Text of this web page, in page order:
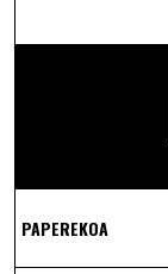
PAPEREKOA